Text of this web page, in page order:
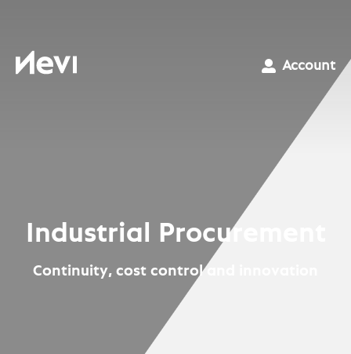
Nevi
Account
Industrial Procurement
Continuity, cost control and innovation